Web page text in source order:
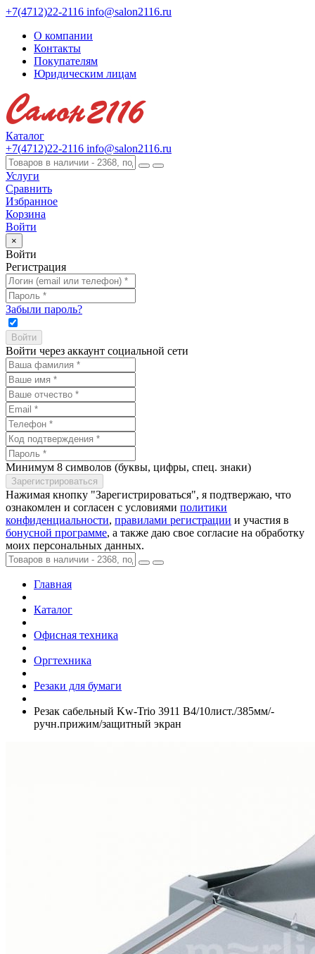
+7(4712)22-2116 info@salon2116.ru
О компании
Контакты
Покупателям
Юридическим лицам
Каталог
+7(4712)22-2116 info@salon2116.ru
Услуги
Сравнить
Избранное
Корзина
Войти
×
Войти
Регистрация
Забыли пароль?
Войти через аккаунт социальной сети
Минимум 8 символов (буквы, цифры, спец. знаки)
Нажимая кнопку "Зарегистрироваться", я подтвержаю, что
ознакомлен и согласен с условиями политики
конфиденциальности, правилами регистрации и участия в
бонусной программе, а также даю свое согласие на обработку
моих персональных данных.
Главная
Каталог
Офисная техника
Оргтехника
Резаки для бумаги
Резак сабельный Kw-Trio 3911 B4/­10лист./­385мм/­
ручн.прижим/­защитный экран